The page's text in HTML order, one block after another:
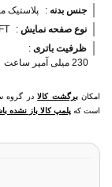
جنس بدنه : پلاستیک
نوع صفحه نمایش :
ظرفیت باتری :
230 میلی آمپر ساعت
امکانبرگشت کالادر گروه
است که پلمپ کالا باز نشده